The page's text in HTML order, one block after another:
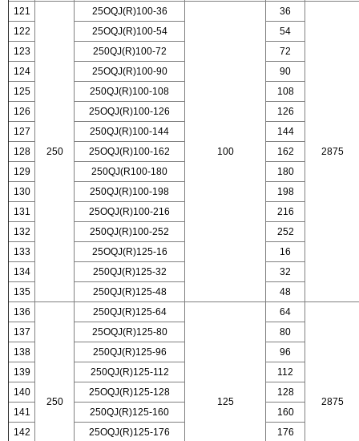
121
250
25OQJ(R)100-36
100
36
2875
122 25OQJ(R)100-54
54
123
250QJ(R)100-72
72
124
25OQJ(R)100-90
90
125
250QJ(R)100-108
108
126
25OQJ(R)100-126
126
127
250QJ(R)100-144
144
128
25OQJ(R)100-162
162
129
250QJ(R100-180
180
130
250QJ(R)100-198
198
131
25OQJ(R)100-216
216
132
250QJ(R)100-252
252
133
25OQJ(R)125-16
16
134
250QJ(R)125-32
32
135
250QJ(R)125-48
48
136
250
250QJ(R)125-64
125
64
2875
137 25OQJ(R)125-80
80
138
250QJ(R)125-96
96
139
250QJ(R)125-112
112
140
25OQJ(R)125-128
128
141
250QJ(R)125-160
160
142
25OQJ(R)125-176
176